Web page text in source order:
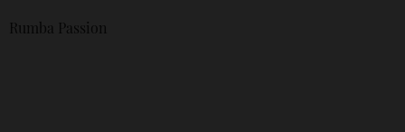
Rumba Passion